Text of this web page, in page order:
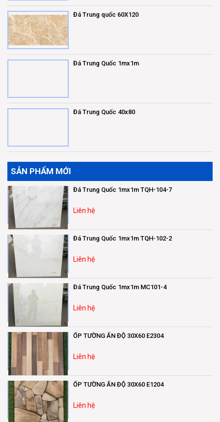
Đá Trung quốc 60X120
Đá Trung Quốc 1mx1m
Đá Trung Quốc 40x80
SẢN PHẨM MỚI
Đá Trung Quốc 1mx1m TQH-104-7
Liên hệ
Đá Trung Quốc 1mx1m TQH-102-2
Liên hệ
Đá Trung Quốc 1mx1m MC101-4
Liên hệ
ỐP TƯỜNG ẤN ĐỘ 30X60 E2304
Liên hệ
ỐP TƯỜNG ẤN ĐỘ 30X60 E1204
Liên hệ